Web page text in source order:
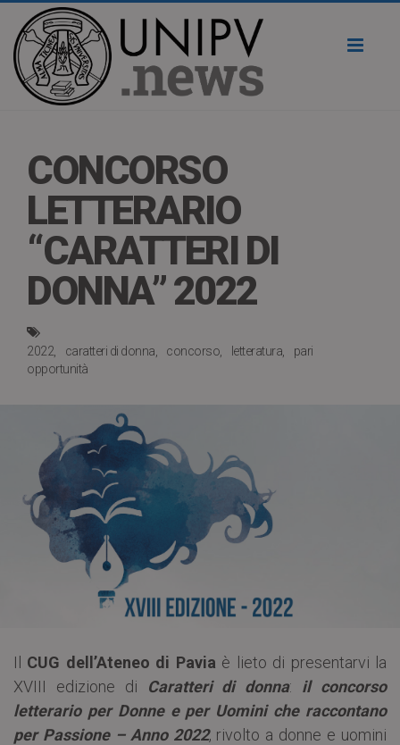
CONCORSO
LETTERARIO
“CARATTERI DI
DONNA” 2022
2022 caratteri di donna concorso letteratura
pari
opportunità
Il CUG dell’Ateneo di Pavia è lieto di presentarvi la
XVIII edizione di
Caratteri di donna: il concorso
letterario per Donne e per Uomini che raccontano
per Passione – Anno 2022, rivolto a donne e uomini